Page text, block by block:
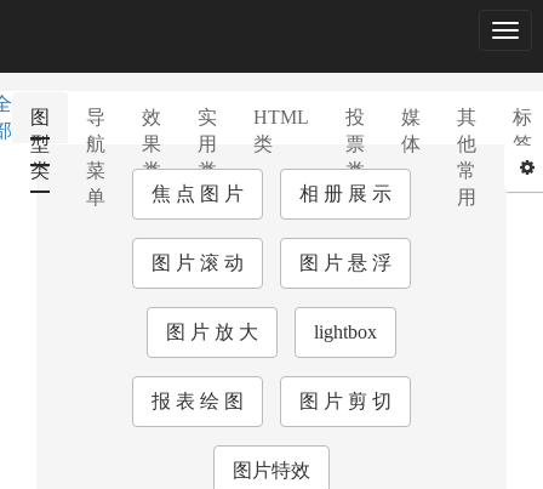
图
型
类
导
航
菜
单
效
果
类
实
用
类
HTML
类
投
票
类
媒
体
其
他
常
用
标
签
库
焦 点 图 片
相 册 展 示
图 片 滚 动 图 片 悬 浮
图 片 放 大 lightbox
报 表 绘 图 图 片 剪 切
图片特效